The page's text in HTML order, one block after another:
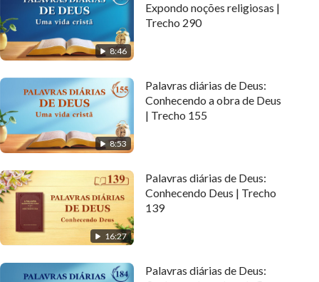
8:46
Expondo noções religiosas |
Trecho 290
8:53
Palavras diárias de Deus:
Conhecendo a obra de Deus
| Trecho 155
16:27
Palavras diárias de Deus:
Conhecendo Deus | Trecho
139
Palavras diárias de Deus: